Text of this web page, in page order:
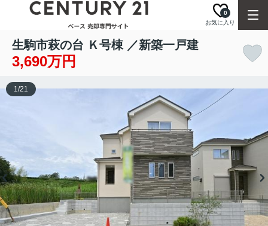
お気に入り
0
生駒市萩の台 Ｋ号棟 ／新築一戸建
3,690万円
1/21